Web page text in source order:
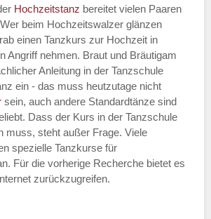
—
HINZUFÜGEN
—
HINZUFÜGEN
Hochzeitstanz bereitet vielen Paaren
beim Hochzeitswalzer glänzen
einen Tanzkurs zur Hochzeit in
Angriff nehmen. Braut und Bräutigam
Anleitung in der Tanzschule
ein - das muss heutzutage nicht
sein, auch andere Standardtänze sind
Dass der Kurs in der Tanzschule
muss, steht außer Frage. Viele
spezielle Tanzkurse für
Für die vorherige Recherche bietet es
zurückzugreifen.